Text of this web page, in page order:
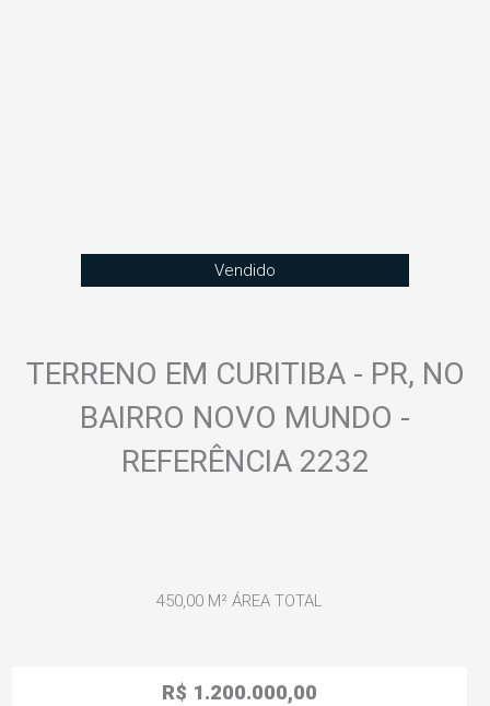
Vendido
TERRENO EM CURITIBA - PR, NO
BAIRRO NOVO MUNDO -
REFERÊNCIA 2232
450,00 M² ÁREA TOTAL
R$ 1.200.000,00